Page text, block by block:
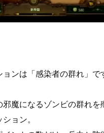
ンは「感染者の群れ」で
魔になるゾンビの群れを
ョン。